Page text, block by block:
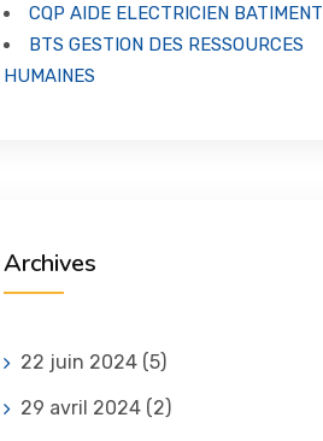
CQP AIDE ELECTRICIEN BATIMENT
BTS GESTION DES RESSOURCES
HUMAINES
Archives
22 juin 2024 (5)
29 avril 2024 (2)